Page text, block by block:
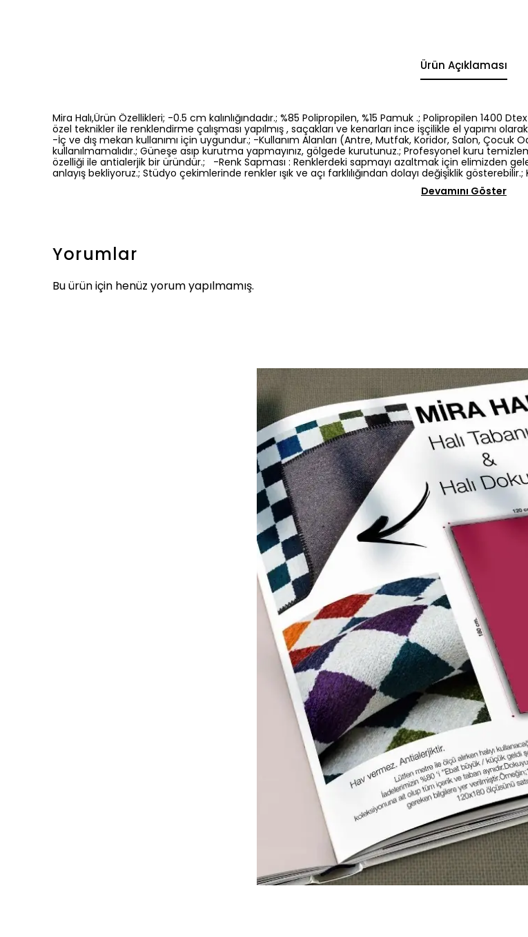
Ürün Açıklaması
Mira Halı,Ürün Özellikleri; -0.5 cm kalınlığındadır.; %85 Polipropilen, %15 Pamuk .; Polipropilen 1400
özel teknikler ile renklendirme çalışması yapılmış , saçakları ve kenarları ince işçilikle el yapımı
-İç ve dış mekan kullanımı için uygundur.; -Kullanım Alanları (Antre, Mutfak, Koridor, Salon, Çocuk
kullanılmamalıdır.; Güneşe asıp kurutma yapmayınız, gölgede kurutunuz.; Profesyonel kuru
özelliği ile antialerjik bir üründür.; -Renk Sapması : Renklerdeki sapmayı azaltmak için elimizden
anlayış bekliyoruz.; Stüdyo çekimlerinde renkler ışık ve açı farklılığından dolayı değişiklik
Devamını Göster
Yorumlar
Bu ürün için henüz yorum yapılmamış.